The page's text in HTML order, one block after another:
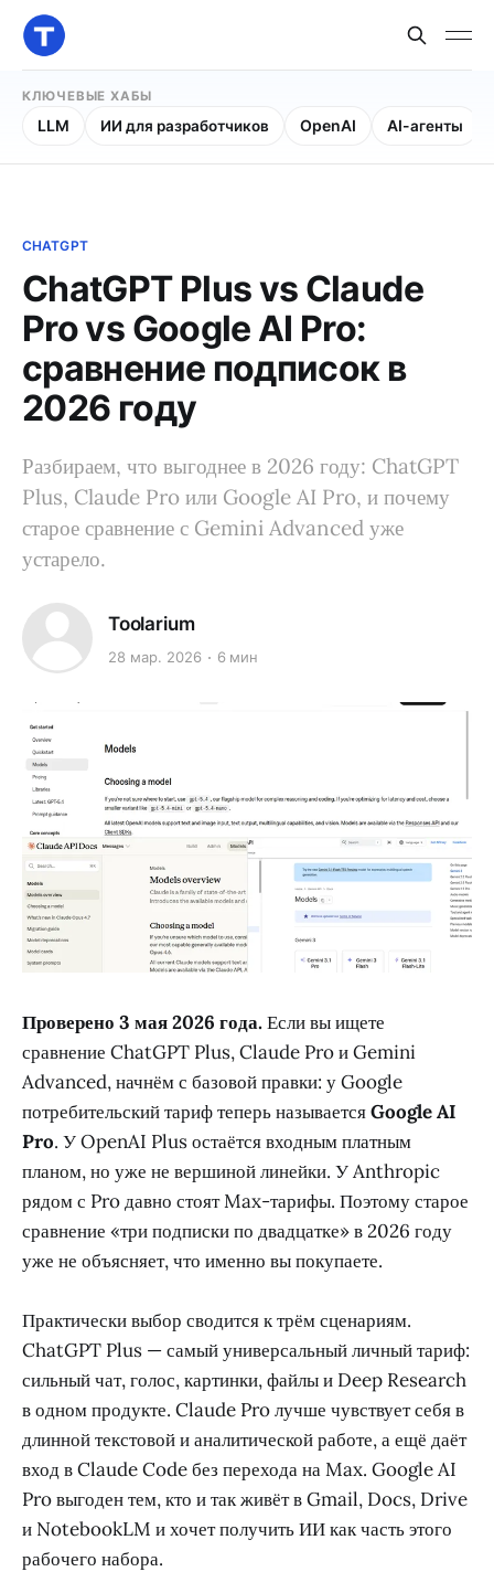
КЛЮЧЕВЫЕ ХАБЫ
LLM ИИ для разработчиков OpenAI AI-агенты
CHATGPT
ChatGPT Plus vs Claude
Pro vs Google AI Pro:
сравнение подписок в
2026 году
Разбираем, что выгоднее в 2026 году: ChatGPT
Plus, Claude Pro или Google AI Pro, и почему
старое сравнение с Gemini Advanced уже
устарело.
Toolarium
28 мар. 2026 6 мин
Проверено 3 мая 2026 года.Если вы ищете
сравнение ChatGPT Plus, Claude Pro и Gemini
Advanced, начнём с базовой правки: у Google
потребительский тариф теперь называетсяGoogle AI
Pro. У OpenAI Plus остаётся входным платным
планом, но уже не вершиной линейки. У Anthropic
рядом с Pro давно стоят Max-тарифы. Поэтому старое
сравнение «три подписки по двадцатке» в 2026 году
уже не объясняет, что именно вы покупаете.
Практически выбор сводится к трём сценариям.
ChatGPT Plus — самый универсальный личный тариф:
сильный чат, голос, картинки, файлы и Deep Research
в одном продукте. Claude Pro лучше чувствует себя в
длинной текстовой и аналитической работе, а ещё даёт
вход в Claude Code без перехода на Max. Google AI
Pro выгоден тем, кто и так живёт в Gmail, Docs, Drive
и NotebookLM и хочет получить ИИ как часть этого
рабочего набора.